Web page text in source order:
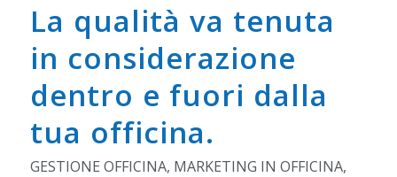
La qualità va tenuta
in considerazione
dentro e fuori dalla
tua officina.
GESTIONE OFFICINA, MARKETING IN OFFICINA,